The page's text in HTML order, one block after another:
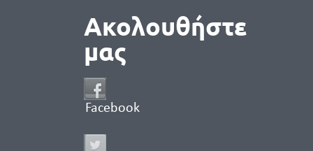
Ακολουθήστε
μας
Facebook